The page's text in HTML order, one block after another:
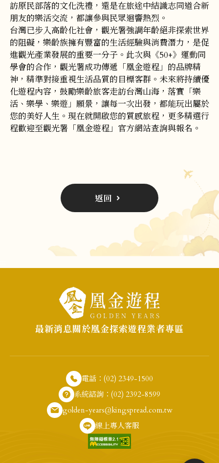
訪原民部落的文化洗禮，還是在旅途中結識志同道合新
朋友的樂活交流，都讓參與民眾迴響熱烈。
台灣已步入高齡化社會，觀光署強調年齡絕非探索世界
的阻礙，樂齡族擁有豐富的生活經驗與消費潛力，是促
進觀光產業發展的重要一分子。此次與《50+》運動同
學會的合作，觀光署成功傳遞「凰金遊程」的品牌精
神，精準對接重視生活品質的目標客群。未來將持續優
化遊程內容，鼓勵樂齡旅客走訪台灣山海，落實「樂
活、樂學、樂遊」願景，讓每一次出發，都能玩出屬於
您的美好人生。現在就開啟您的質感旅程，更多精選行
程歡迎至觀光署「凰金遊程」官方網站查詢與報名。
返回
最新消息關於凰金探索遊程業者專區
電話：(02) 2349-1500
系統諮詢：(02) 2392-8599
golden-years@kingspread.com.tw
線上專人客服